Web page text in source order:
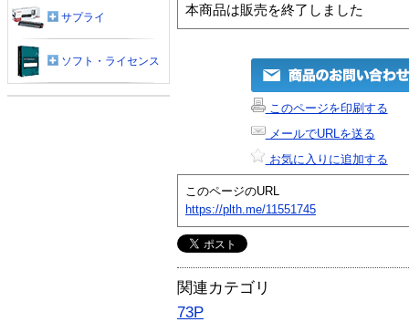
本商品は販売を終了しました
このページを印刷する
メールでURLを送る
お気に入りに追加する
このページのURL
https://plth.me/11551745
関連カテゴリ
73P
サプライ
ソフト・ライセンス